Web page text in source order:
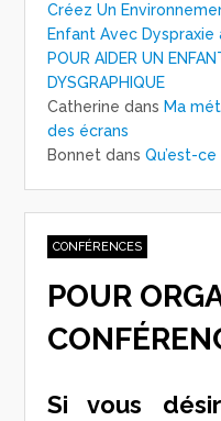
Créez Un
Enfant Avec Dyspraxie
POUR AIDER UN
DYSGRAPHIQUE
Catherine dans Ma
des écrans
Bonnet dansQu’est-
CONFÉRENCES
POUR
Si vous